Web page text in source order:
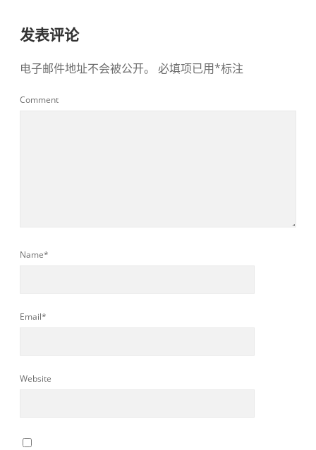
发表评论
电子邮件地址不会被公开。 必填项已用*标注
Comment
Name*
Email*
Website